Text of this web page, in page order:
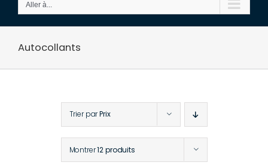
Aller à...
Autocollants
Trier parPrix
Montrer12 produits